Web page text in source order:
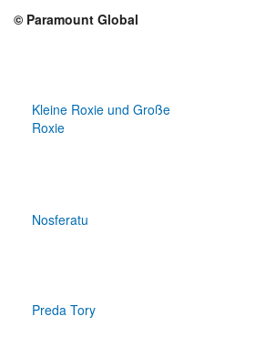
© Paramount Global
Kleine Roxie und Große
Roxie
Nosferatu
Preda Tory